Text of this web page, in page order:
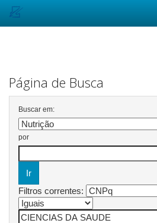
Página de Busca
Buscar em:
por
Filtros correntes: